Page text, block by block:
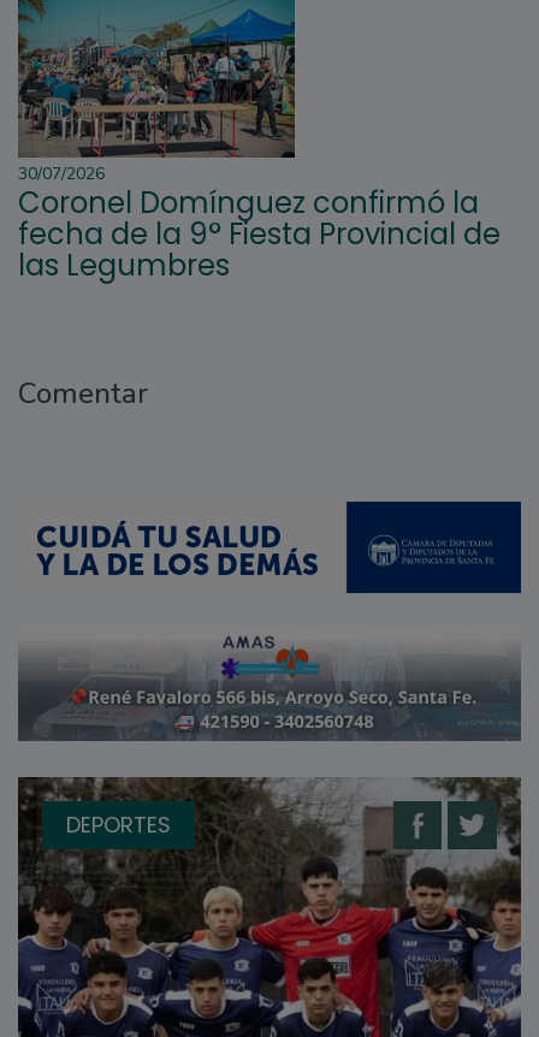
30/07/2026
Coronel Domínguez confirmó la
fecha de la 9° Fiesta Provincial de
las Legumbres
Comentar
DEPORTES